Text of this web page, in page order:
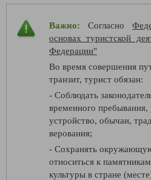
Важно: Согласно
основах туристской
Федерации"
Во время совершения
транзит, турист обязан:
- Соблюдать
временного пребывания,
устройство, обычаи,
верования;
- Сохранять
относиться к
культуры в стране